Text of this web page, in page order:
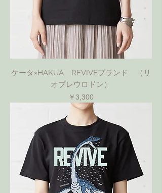
ケータ×HAKUA REVIVEブランド （リ
オプレウロドン）
価格
￥3,300